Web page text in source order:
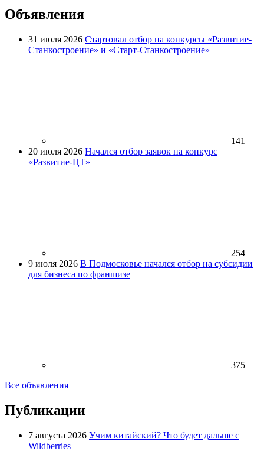
Объявления
31 июля 2026 Стартовал отбор на конкурсы «Развитие-
Станкостроение» и «Старт-Станкостроение»
141
20 июля 2026 Начался отбор заявок на конкурс
«Развитие-ЦТ»
254
9 июля 2026 В Подмосковье начался отбор на субсидии
для бизнеса по франшизе
375
Все объявления
Публикации
7 августа 2026 Учим китайский? Что будет дальше с
Wildberries